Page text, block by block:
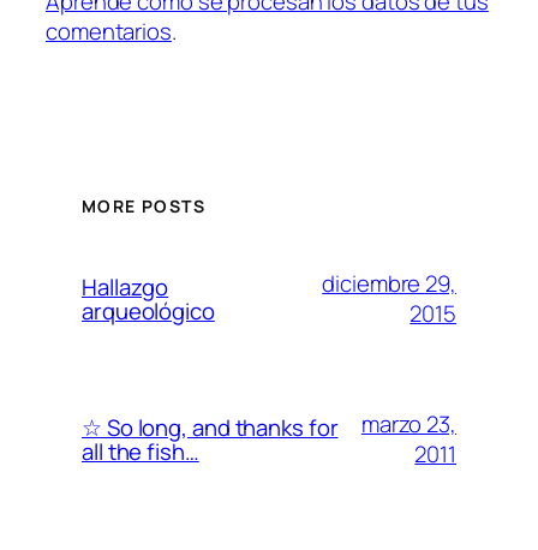
comentarios.
MORE POSTS
Hallazgo
arqueológico
diciembre 29,
2015
☆ So long, and thanks for
all the fish…
marzo 23,
2011